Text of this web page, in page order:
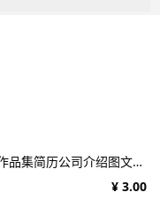
20页创意服装品牌摄影作品集简历公司介绍图文排版设计PPT幻灯片模板 Creative Brief PowerPoint Template
¥ 3.00